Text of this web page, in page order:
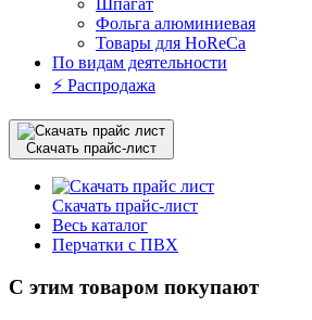
Шпагат
Фольга алюминиевая
Товары для HoReCa
По видам деятельности
⚡️ Распродажа
Скачать прайс-лист
Скачать прайс-лист
Весь каталог
Перчатки с ПВХ
С этим товаром покупают